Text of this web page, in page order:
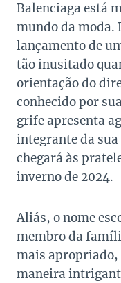
Balenciaga está
mundo da moda.
lançamento de
tão inusitado
orientação do
conhecido por
grife apresenta
integrante da
chegará às
inverno de 2024.
Aliás, o nome
membro da
mais apropriado,
maneira